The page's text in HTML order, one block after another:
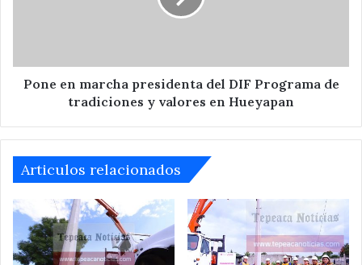
tradiciones
Pone en marcha presidenta del DIF Programa de
tradiciones y valores en Hueyapan
Articulos relacionados